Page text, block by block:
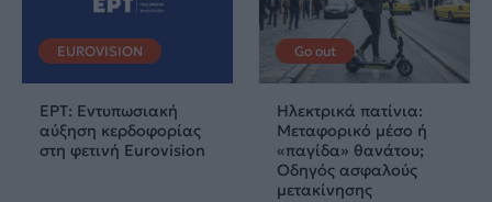
EUROVISION
ΕΡΤ: Εντυπωσιακή
αύξηση κερδοφορίας
στη φετινή Eurovision
Go out
Ηλεκτρικά πατίνια:
Μεταφορικό μέσο ή
«παγίδα» θανάτου;
Οδηγός ασφαλούς
μετακίνησης